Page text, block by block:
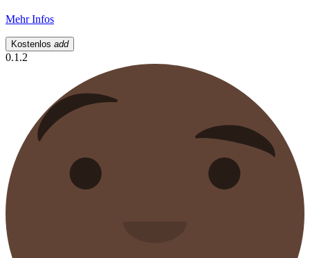
Mehr Infos
Kostenlos add
0.1.2